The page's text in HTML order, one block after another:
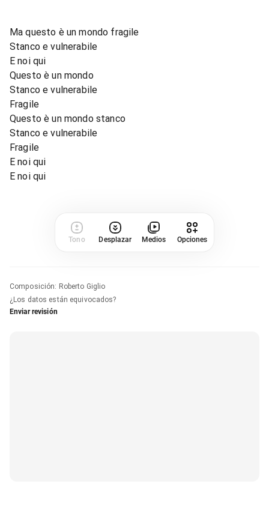
Ma questo è un mondo fragile
Stanco e vulnerabile
E noi qui
Questo è un mondo
Stanco e vulnerabile
Fragile
Questo è un mondo stanco
Stanco e vulnerabile
Fragile
E noi qui
E noi qui
Tono Desplazar Medios Opciones
Composición: Roberto Giglio
¿Los datos están equivocados?
Enviar revisión